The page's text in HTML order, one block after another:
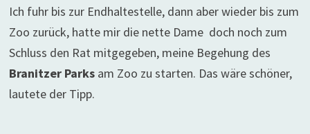
Ich fuhr bis zur Endhaltestelle, dann aber wieder bis zum
Zoo zurück, hatte mir die nette Dame doch noch zum
Schluss den Rat mitgegeben, meine Begehung des
Branitzer Parksam Zoo zu starten. Das wäre schöner,
lautete der Tipp.